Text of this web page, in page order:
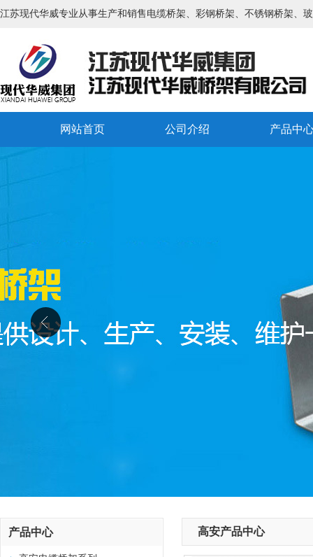
江苏现代华威专业从事生产和销售电缆桥架、彩钢桥架、不锈钢桥架、
网站首页 公司介绍 产品中
产品中心 高安产品中心